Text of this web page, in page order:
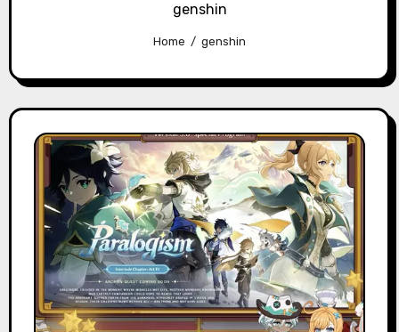
genshin
Home genshin